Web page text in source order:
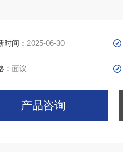
时间： 2025-06-30
：面议
产品咨询